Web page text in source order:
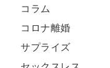
コラム
コロナ離婚
サプライズ